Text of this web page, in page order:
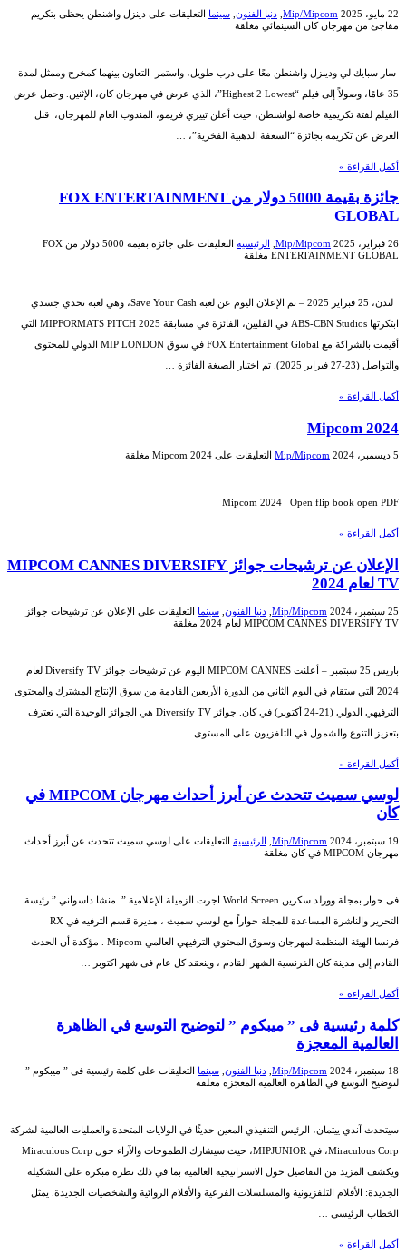
22 مايو، 2025 Mip/Mipcom دنيا الفنون سينما التعليقات على دينزل واشنطن يحظى بتكريم
مفاجئ من مهرجان كان السينمائي مغلقة
سار سبايك لي ودينزل واشنطن معًا على درب طويل، واستمر التعاون بينهما كمخرج وممثل لمدة
35 عامًا، وصولاً إلى فيلم “Highest 2 Lowest”، الذي عرض في مهرجان كان، الإثنين. وحمل عرض
الفيلم لفتة تكريمية خاصة لواشنطن، حيث أعلن تييري فريمو، المندوب العام للمهرجان، قبل
العرض عن تكريمه بجائزة “السعفة الذهبية الفخرية”، …
أكمل القراءة »
جائزة بقيمة 5000 دولار من ‏FOX ENTERTAINMENT
GLOBAL
26 فبراير، 2025 Mip/Mipcom الرئيسية التعليقات
على جائزة بقيمة 5000 دولار من ‏FOX
ENTERTAINMENT GLOBAL مغلقة
لندن، 25 فبراير 2025 – تم الإعلان اليوم عن لعبة Save Your Cash، وهي لعبة تحدي جسدي
ابتكرتها ABS-CBN Studios في الفلبين، الفائزة في مسابقة MIPFORMATS PITCH 2025 التي
أقيمت بالشراكة مع FOX Entertainment Global في سوق MIP LONDON الدولي للمحتوى
والتواصل (23-27 فبراير 2025). تم اختيار الصيغة الفائزة …
أكمل القراءة »
Mipcom 2024
5 ديسمبر، 2024 Mip/Mipcom التعليقات على Mipcom 2024 مغلقة
Mipcom 2024 Open flip book open PDF
أكمل القراءة »
الإعلان عن ترشيحات جوائز MIPCOM CANNES DIVERSIFY
TV لعام 2024
25 سبتمبر، 2024 Mip/Mipcom دنيا الفنون سينما التعليقات على الإعلان عن ترشيحات جوائز
MIPCOM CANNES DIVERSIFY TV لعام 2024 مغلقة
باريس 25 سبتمبر – أعلنت MIPCOM CANNES اليوم عن ترشيحات جوائز Diversify TV لعام
2024 التي ستقام في اليوم الثاني من الدورة الأربعين القادمة من سوق الإنتاج المشترك والمحتوى
الترفيهي الدولي (21-24 أكتوبر) في كان. جوائز Diversify TV هي الجوائز الوحيدة التي تعترف
بتعزيز التنوع والشمول في التلفزيون على المستوى …
أكمل القراءة »
لوسي سميث تتحدث عن أبرز أحداث مهرجان MIPCOM في
كان
19 سبتمبر، 2024 Mip/Mipcom الرئيسية التعليقات على لوسي سميث تتحدث عن أبرز أحداث
مهرجان MIPCOM في كان مغلقة
فى حوار بمجلة وورلد سكرين World Screen اجرت الزميلة الإعلامية ” منشا داسواني ” رئيسة
التحرير والناشرة المساعدة للمجلة حواراً مع لوسي سميث ، مديرة قسم الترفيه في RX
فرنسا الهيئة المنظمة لمهرجان وسوق المحتوي الترفيهي العالمي Mipcom . مؤكدة أن الحدث
القادم إلى مدينة كان الفرنسية الشهر القادم ، وينعقد كل عام فى شهر اكتوبر …
أكمل القراءة »
كلمة رئيسية فى ” ميبكوم ” لتوضيح التوسع في الظاهرة
العالمية المعجزة
18 سبتمبر، 2024 Mip/Mipcom
, دنيا الفنون, سينما التعليقات على كلمة رئيسية فى ” ميبكوم ”
لتوضيح التوسع في الظاهرة العالمية المعجزة مغلقة
سيتحدث آندي ييتمان، الرئيس التنفيذي المعين حديثًا في الولايات المتحدة والعمليات العالمية لشركة
Miraculous Corp، في MIPJUNIOR، حيث سيشارك الطموحات والآراء حول Miraculous Corp
ويكشف المزيد من التفاصيل حول الاستراتيجية العالمية بما في ذلك نظرة مبكرة على التشكيلة
الجديدة: الأفلام التلفزيونية والمسلسلات الفرعية والأفلام الروائية والشخصيات الجديدة. يمثل
الخطاب الرئيسي …
أكمل القراءة »